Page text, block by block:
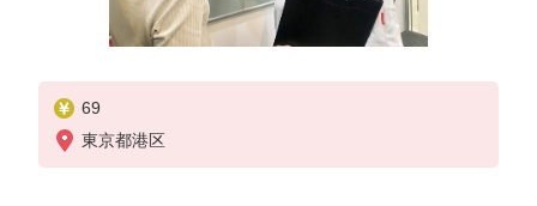
69
東京都港区